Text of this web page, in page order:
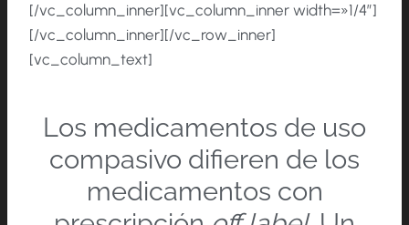
[/vc_column_inner][vc_column_inner width=»1/4″]
[/vc_column_inner][/vc_row_inner]
[vc_column_text]
Los medicamentos de uso
compasivo difieren de los
medicamentos con